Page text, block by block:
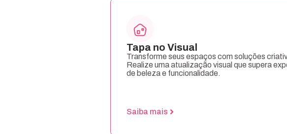
Tapa no Visual
Transforme seus espaços com soluções
Realize uma atualização visual que supera
de beleza e funcionalidade.
Saiba mais